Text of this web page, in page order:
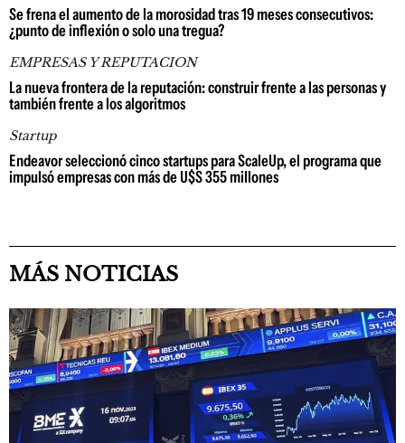
Se frena el aumento de la morosidad tras 19 meses consecutivos:
¿punto de inflexión o solo una tregua?
EMPRESAS Y REPUTACION
La nueva frontera de la reputación: construir frente a las personas y
también frente a los algoritmos
Startup
Endeavor seleccionó cinco startups para ScaleUp, el programa que
impulsó empresas con más de U$S 355 millones
MÁS NOTICIAS